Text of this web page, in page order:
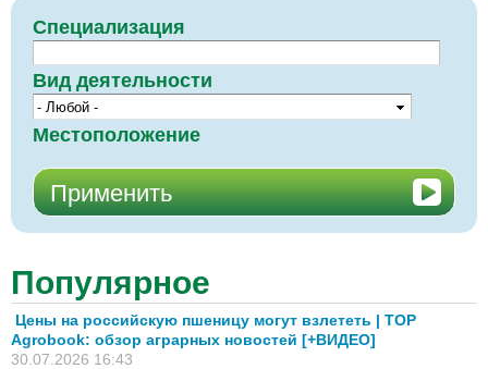
Специализация
Вид деятельности
Местоположение
Популярное
Цены на российскую пшеницу могут взлететь | TOP
Agrobook: обзор аграрных новостей [+ВИДЕО]
30.07.2026 16:43